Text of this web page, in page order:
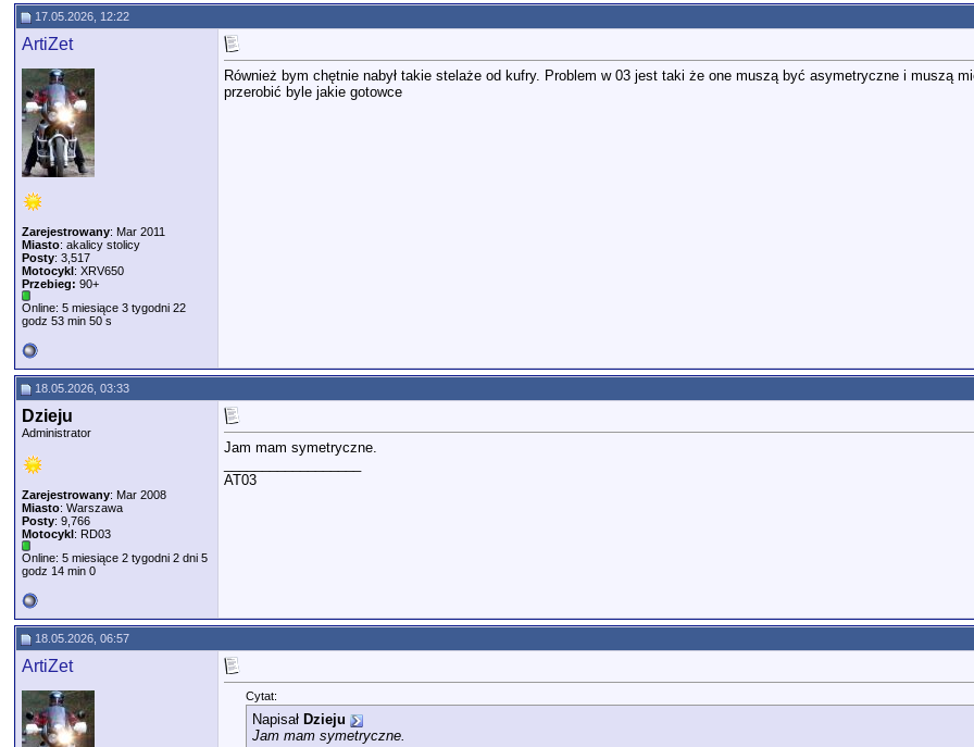
17.05.2026, 12:22
ArtiZet
Zarejestrowany: Mar 2011
Miasto: akalicy stolicy
Posty: 3,517
Motocykl: XRV650
Przebieg: 90+
Online: 5 miesiące 3 tygodni 22
godz 53 min 50 s
Również bym chętnie nabył takie stelaże od kufry. Problem w 03 jest taki że one muszą być asymetryczne i muszą
przerobić byle jakie gotowce
18.05.2026, 03:33
Dzieju
Administrator
Zarejestrowany: Mar 2008
Miasto: Warszawa
Posty: 9,766
Motocykl: RD03
Online: 5 miesiące 2 tygodni 2 dni 5
godz 14 min 0
Jam mam symetryczne.
AT03
18.05.2026, 06:57
ArtiZet
Cytat:
Napisał Dzieju
Jam mam symetryczne.